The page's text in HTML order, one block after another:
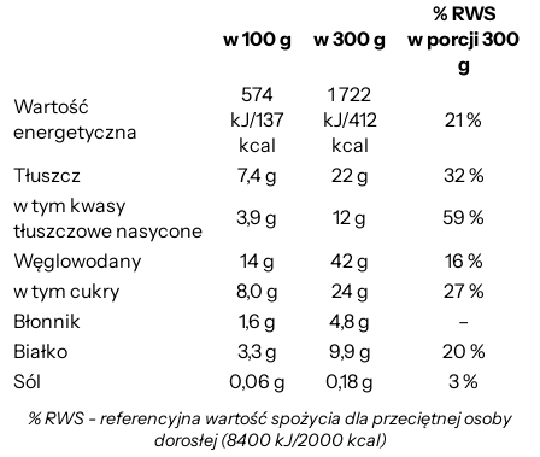
w 100 g w 300 g
% RWS
w porcji 300
g
Wartość
energetyczna
574
kJ/137
kcal
1 722
kJ/412
kcal
21 %
Tłuszcz 7,4 g 22 g
32 %
w tym kwasy
tłuszczowe nasycone
3,9 g 12 g
59 %
Węglowodany
14 g 42 g
16 %
w tym cukry
8,0 g 24 g
27 %
Błonnik
1,6 g 4,8 g
–
Białko
3,3 g 9,9 g
20 %
Sól
0,06 g 0,18 g 3 %
% RWS - referencyjna wartość spożycia dla przeciętnej osoby
dorosłej (8400 kJ/2000 kcal)